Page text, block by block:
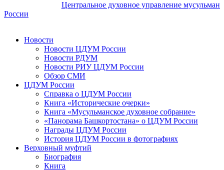
Центральное духовное управление мусульман
России
Новости
Новости ЦДУМ России
Новости РДУМ
Новости РИУ ЦДУМ России
Обзор СМИ
ЦДУМ России
Справка о ЦДУМ России
Книга «Исторические очерки»
Книга «Мусульманское духовное собрание»
«Панорама Башкортостана» о ЦДУМ России
Награды ЦДУМ России
История ЦДУМ России в фотографиях
Верховный муфтий
Биография
Книга